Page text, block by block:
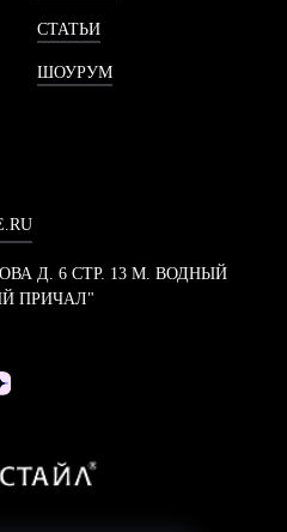
СТАТЬИ
ШОУРУМ
Д. 6 СТР. 13 М. ВОДНЫЙ
ПРИЧАЛ"